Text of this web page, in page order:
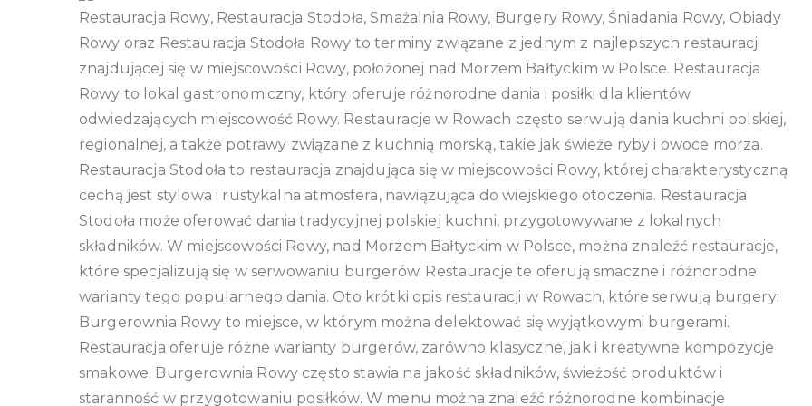
Restauracja Rowy, Restauracja Stodoła, Smażalnia Rowy, Burgery Rowy, Śniadania Rowy, Obiady
Rowy oraz Restauracja Stodoła Rowy to terminy związane z jednym z najlepszych restauracji
znajdującej się w miejscowości Rowy, położonej nad Morzem Bałtyckim w Polsce. Restauracja
Rowy to lokal gastronomiczny, który oferuje różnorodne dania i posiłki dla klientów
odwiedzających miejscowość Rowy. Restauracje w Rowach często serwują dania kuchni polskiej,
regionalnej, a także potrawy związane z kuchnią morską, takie jak świeże ryby i owoce morza.
Restauracja Stodoła to restauracja znajdująca się w miejscowości Rowy, której charakterystyczną
cechą jest stylowa i rustykalna atmosfera, nawiązująca do wiejskiego otoczenia. Restauracja
Stodoła może oferować dania tradycyjnej polskiej kuchni, przygotowywane z lokalnych
składników. W miejscowości Rowy, nad Morzem Bałtyckim w Polsce, można znaleźć restauracje,
które specjalizują się w serwowaniu burgerów. Restauracje te oferują smaczne i różnorodne
warianty tego popularnego dania. Oto krótki opis restauracji w Rowach, które serwują burgery:
Burgerownia Rowy to miejsce, w którym można delektować się wyjątkowymi burgerami.
Restauracja oferuje różne warianty burgerów, zarówno klasyczne, jak i kreatywne kompozycje
smakowe. Burgerownia Rowy często stawia na jakość składników, świeżość produktów i
staranność w przygotowaniu posiłków. W menu można znaleźć różnorodne kombinacje